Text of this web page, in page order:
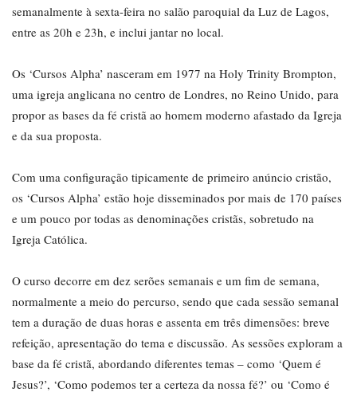
semanalmente à sexta-feira no salão paroquial da Luz de Lagos,
entre as 20h e 23h, e inclui jantar no local.
Os ‘Cursos Alpha’ nasceram em 1977 na Holy Trinity Brompton,
uma igreja anglicana no centro de Londres, no Reino Unido, para
propor as bases da fé cristã ao homem moderno afastado da Igreja
e da sua proposta.
Com uma configuração tipicamente de primeiro anúncio cristão,
os ‘Cursos Alpha’ estão hoje disseminados por mais de 170 países
e um pouco por todas as denominações cristãs, sobretudo na
Igreja Católica.
O curso decorre em dez serões semanais e um fim de semana,
normalmente a meio do percurso, sendo que cada sessão semanal
tem a duração de duas horas e assenta em três dimensões: breve
refeição, apresentação do tema e discussão. As sessões exploram a
base da fé cristã, abordando diferentes temas – como ‘Quem é
Jesus?’, ‘Como podemos ter a certeza da nossa fé?’ ou ‘Como é